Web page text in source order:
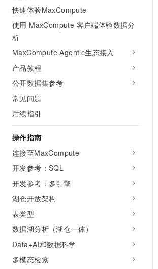
快速体验MaxCompute
使用 MaxCompute 客户端体验数据分
析
MaxCompute Agentic生态接入
产品教程
公开数据集参考
常见问题
后续指引
操作指南
连接至MaxCompute
开发参考：SQL
开发参考：多引擎
湖仓开放架构
表类型
数据湖分析（湖仓一体）
Data+AI和数据科学
多模态检索
存储
网络与CDN
安全
中间件
数据库
大数据计算
媒体服务
企业服务与云通信
终端用户计算
Serverless
迁移与运维管理
现代化应用
安全
网络
可观测
企业出海
政企业务